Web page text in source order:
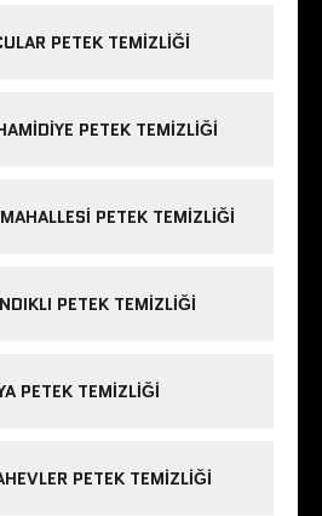
PETEK TEMIZLIĞI
PETEK TEMIZLIĞI
PETEK TEMIZLIĞI
PETEK TEMIZLIĞI
PETEK TEMIZLIĞI
PETEK TEMIZLIĞI